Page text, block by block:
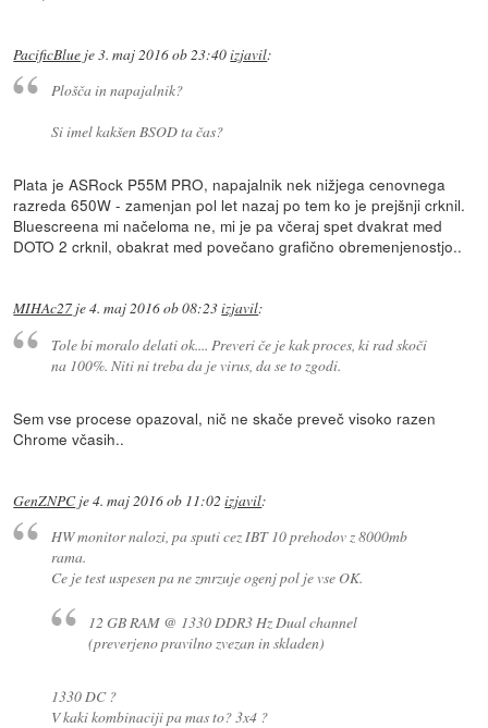
PacificBlue je3. maj 2016 ob 23:40izjavil:
Plošča in napajalnik?
Si imel kakšen BSOD ta čas?
Plata je ASRock P55M PRO, napajalnik nek nižjega cenovnega
razreda 650W - zamenjan pol let nazaj po tem ko je prejšnji crknil.
Bluescreena mi načeloma ne, mi je pa včeraj spet dvakrat med
DOTO 2 crknil, obakrat med povečano grafično obremenjenostjo..
MIHAc27 je4. maj 2016 ob 08:23izjavil:
Tole bi moralo delati ok.... Preveri če je kak proces, ki rad skoči
na 100%. Niti ni treba da je virus, da se to zgodi.
Sem vse procese opazoval, nič ne skače preveč visoko razen
Chrome včasih..
GenZNPCje4. maj 2016 ob 11:02 izjavil:
HW monitor nalozi, pa sputi cez IBT 10 prehodov z 8000mb
rama.
Ce je test uspesen pa ne zmrzuje ogenj pol je vse OK.
12 GB RAM @ 1330 DDR3 Hz Dual channel
(preverjeno pravilno zvezan in skladen)
1330 DC ?
V kaki kombinaciji pa mas to? 3x4 ?